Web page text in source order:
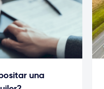
una